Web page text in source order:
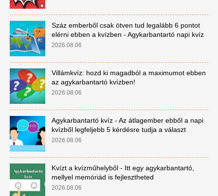
Száz emberből csak ötven tud legalább 6 pontot
elérni ebben a kvízben - Agykarbantartó napi kvíz
2026.08.06
Villámkvíz: hozd ki magadból a maximumot ebben
az agykarbantartó kvízben!
2026.08.06
Agykarbantartó kvíz - Az átlagember ebből a napi
kvízből legfeljebb 5 kérdésre tudja a választ
2026.08.06
Kvízt a kvízműhelyből - Itt egy agykarbantartó,
mellyel memóriád is fejlesztheted
2026.08.06